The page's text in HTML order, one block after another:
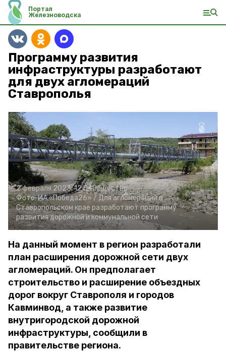
Портал
Железноводска
Программу развития
инфраструктуры разработают
для двух агломераций
Ставрополья
2 февраля 2023, 12:04Общество
Фото:ИА «Победа26» / Для агломераций в
Ставропольском крае разработают программу
развития дорожной и коммунальной сети
На данный момент в регион разработали
план расширения дорожной сети двух
агломераций. Он предполагает
строительство и расширение объездных
дорог вокруг Ставрополя и городов
Кавминвод, а также развитие
внутригородской дорожной
инфраструктуры, сообщили в
правительстве региона.